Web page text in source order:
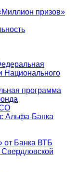
призов»
Национального
программа
Альфа-Банка
от Банка ВТБ